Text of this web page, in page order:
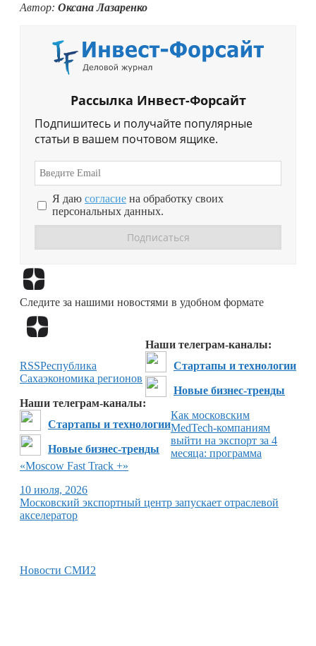
Автор: Оксана Лазаренко
Рассылка Инвест-Форсайт
Подпишитесь и получайте популярные
статьи в вашем почтовом ящике.
Я даю согласие на обработку своих
персональных данных.
Следите за нашими новостями в удобном формате
Наши телеграм-каналы:
Стартапы и технологии
Новые бизнес-тренды
Наши телеграм-каналы:
Стартапы и технологии
Новые бизнес-тренды
RSSРеспублика
Сахаэкономика регионов
Как московским
MedTech-компаниям
выйти на экспорт за 4
месяца: программа
«Moscow Fast Track +»
10 июля, 2026
Московский экспортный центр запускает отраслевой
акселератор
Новости СМИ2